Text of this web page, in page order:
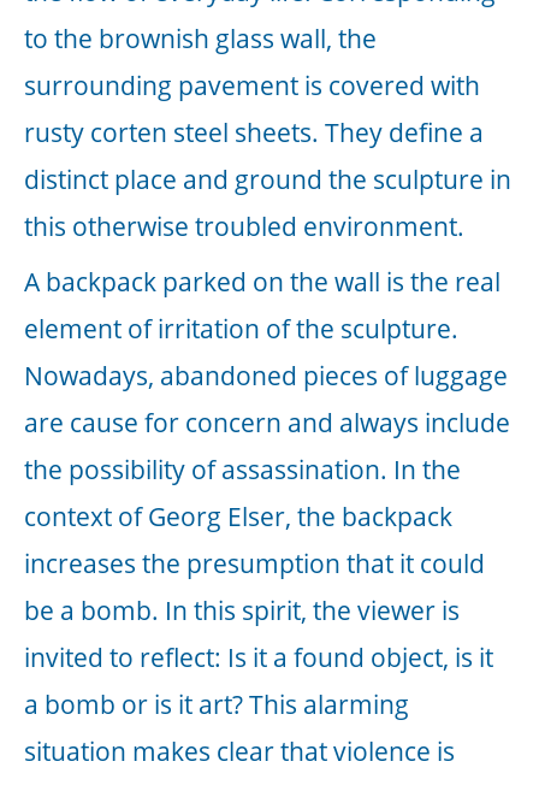
entweichen. Die so entstandenen Pfützen
markieren eine Konzentration. Durch
einen hohen Kraftaufwand wird ein
erreicht. Die Installation zentriert Wasser
und macht Kräfte sichtbar und erfahrbar.
6 Kondenstrockner, 1 Überdruckanlage,
[Weitere Informationen zu dieser Arbeit
finden Sie in dem Text von PD
Ausstellungs-Katalogmapping the
region: liquid area]
Memory,2010